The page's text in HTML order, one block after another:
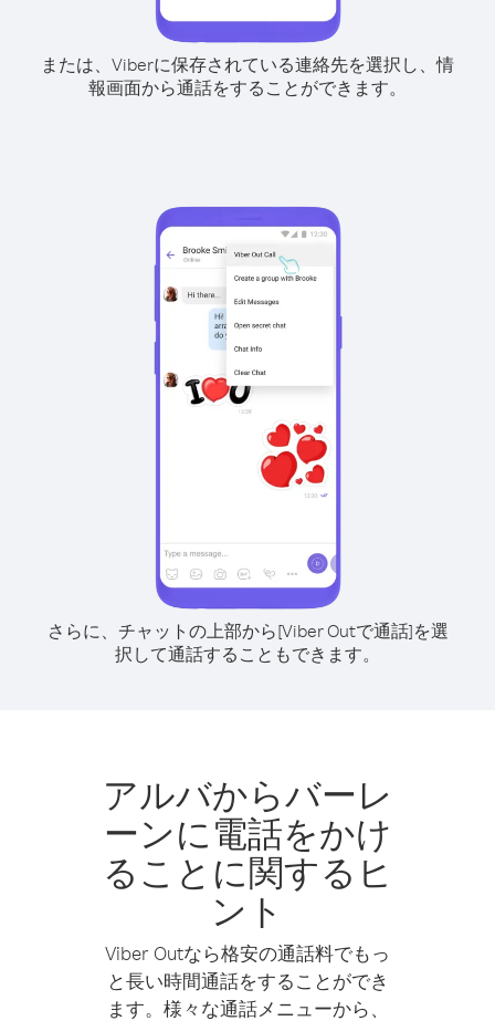
または、Viberに保存されている連絡先を選択し、情
報画面から通話をすることができます。
さらに、チャットの上部から[Viber Outで通話]を選
択して通話することもできます。
アルバからバーレ
ーンに電話をかけ
ることに関するヒ
ント
Viber Outなら格安の通話料でもっ
と長い時間通話をすることができ
ます。様々な通話メニューから、